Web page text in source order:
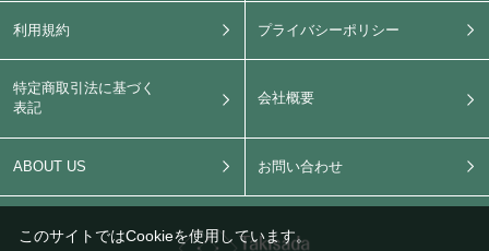
利用規約 プライバシーポリシー
特定商取引法に基づく
表記
会社概要
ABOUT US お問い合わせ
このサイトではCookieを使用しています。